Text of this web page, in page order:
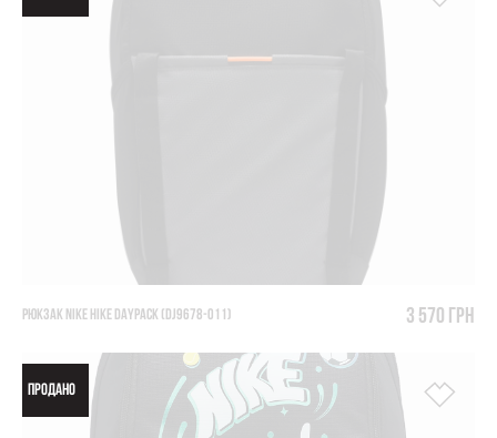
РЮКЗАК NIKE HIKE DAYPACK (DJ9678-011) 3 570 грн
ПРОДАНО